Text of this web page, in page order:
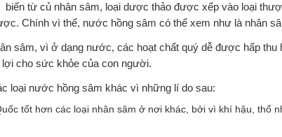
từ củ nhân sâm, loại dược thảo được xếp vào loại
Chính vì thế, nước hồng sâm có thể xem như là nhân
sâm, vì ở dạng nước, các hoạt chất quý dễ được hấp thu
cho sức khỏe của con người.
loại nước hồng sâm khác vì những lí do sau:
tốt hơn các loại nhân sâm ở nơi khác, bởi vì khí hậu, thổ